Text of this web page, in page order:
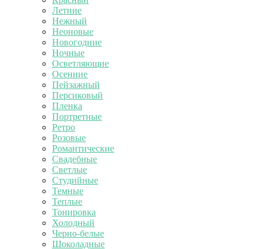
Летние
Нежный
Неоновые
Новогодние
Ночные
Осветляющие
Осенние
Пейзажный
Персиковый
Пленка
Портретные
Ретро
Розовые
Романтические
Свадебные
Светлые
Студийные
Темные
Теплые
Тонировка
Холодный
Черно-белые
Шоколадные